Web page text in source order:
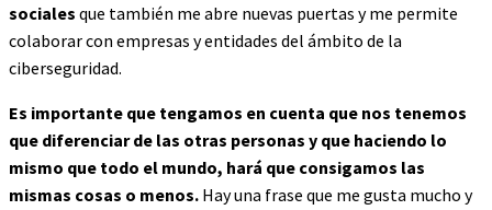
sociales que también me abre nuevas puertas y me permite
colaborar con empresas y entidades del ámbito de la
ciberseguridad.
Es importante que tengamos en cuenta que nos tenemos
que diferenciar de las otras personas y que haciendo lo
mismo que todo el mundo, hará que consigamos las
mismas cosas o menos. Hay una frase que me gusta mucho y